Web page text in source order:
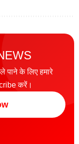
पाने के लिए हमारे
करें।